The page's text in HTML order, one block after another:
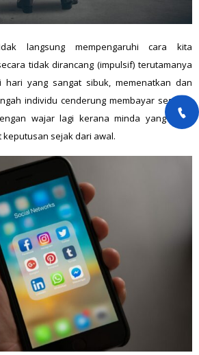
langsung mempengaruhi cara kita
tidak dirancang (impulsif) terutamanya
hari yang sangat sibuk, memenatkan dan
individu cenderung membayar sesuatu
wajar lagi kerana minda yang telah
sejak dari awal.